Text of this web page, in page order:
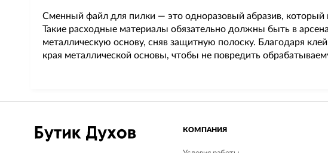
Сменный файл для пилки — это одноразовый абразив, который
Такие расходные материалы обязательно должны быть в
металлическую основу, сняв защитную полоску. Благодаря
края металлической основы, чтобы не повредить
КОМПАНИЯ